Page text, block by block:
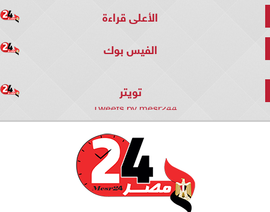
الأعلى قراءة
الفيس بوك
تويتر
Tweets by mesr244